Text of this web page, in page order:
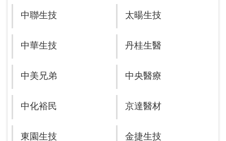
中聯生技 太暘生技
中華生技 丹桂生醫
中美兄弟 中央醫療
中化裕民 京達醫材
東園生技 金捷生技